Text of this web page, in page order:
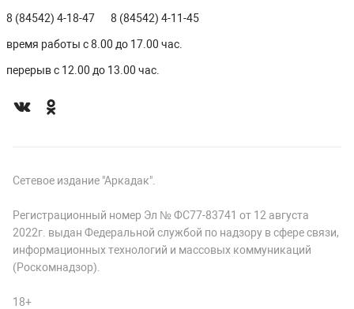
8 (84542) 4-18-47 8 (84542) 4-11-45
время работы с 8.00 до 17.00 час.
перерыв с 12.00 до 13.00 час.
Сетевое издание "Аркадак".
Регистрационный номер Эл № ФС77-83741 от 12 августа
2022г. выдан Федеральной службой по надзору в сфере связи,
информационных технологий и массовых коммуникаций
(Роскомнадзор).
18+